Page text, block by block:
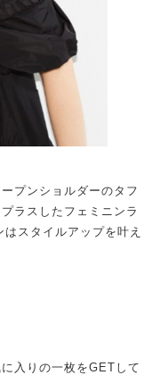
プンショルダーのタフ
ラスしたフェミニンラ
スタイルアップを叶え
入りの一枚をGETして